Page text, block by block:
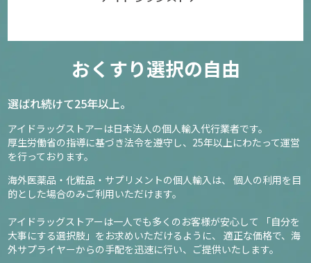
おくすり選択の自由
選ばれ続けて25年以上。
アイドラッグストアーは日本法人の個人輸入代行業者です。
厚生労働省の指導に基づき法令を遵守し、 25年以上にわたって運営
を行っております。
海外医薬品・化粧品・サプリメントの個人輸入は、
個人の利用を目
的とした場合のみご利用いただけます。
アイドラッグストアーは一人でも多くのお客様が安心して
「自分を
大事にする選択肢」をお求めいただけるように、
適正な価格で、海
外サプライヤーからの手配を迅速に行い、ご提供いたします。